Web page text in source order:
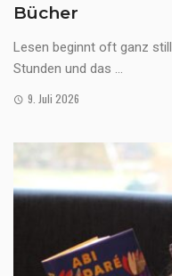
Bücher
Lesen beginnt oft ganz
Stunden und das ...
9. Juli 2026